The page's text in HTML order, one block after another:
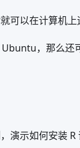
可以在计算机上
，那么还
演示如何安装 R